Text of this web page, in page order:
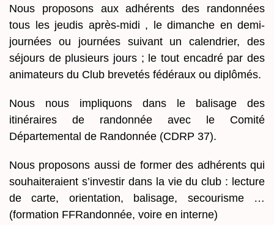
​Nous proposons aux adhérents des randonnées
tous les jeudis après-midi , le dimanche en demi-
journées ou journées suivant un calendrier, des
séjours de plusieurs jours ; le tout encadré par des
animateurs du Club brevetés fédéraux ou diplômés.
Nous nous impliquons dans le balisage des
itinéraires de randonnée avec le Comité
Départemental de Randonnée (CDRP 37).
​Nous proposons aussi de former des adhérents qui
souhaiteraient s’investir dans la vie du club : lecture
de carte, orientation, balisage, secourisme …
(formation FFRandonnée, voire en interne)